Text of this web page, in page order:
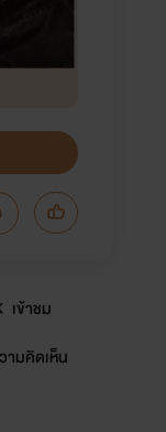
เข้าชม
ามคิดเห็น